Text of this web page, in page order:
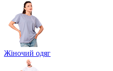
Жіночий одяг